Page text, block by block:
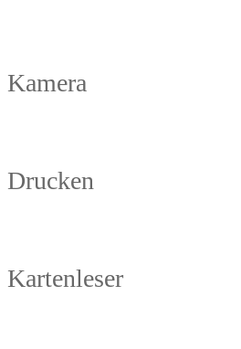
Kamera
Drucken
Kartenleser